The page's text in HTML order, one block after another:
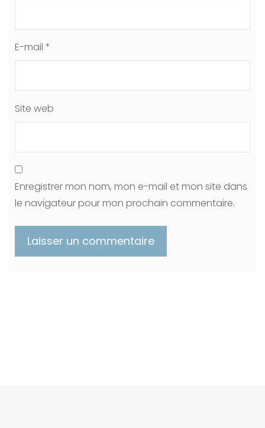
E-mail *
Site web
Enregistrer mon nom, mon e-mail et mon site dans
le navigateur pour mon prochain commentaire.